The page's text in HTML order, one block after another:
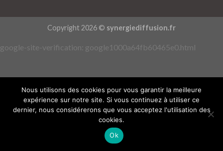
Copyright 2026 © synergiediffusion.fr
google-site-verification: google1000a64fb60465e0.html
Nous utilisons des cookies pour vous garantir la meilleure
expérience sur notre site. Si vous continuez à utiliser ce
dernier, nous considérerons que vous acceptez l'utilisation des
cookies.
Ok